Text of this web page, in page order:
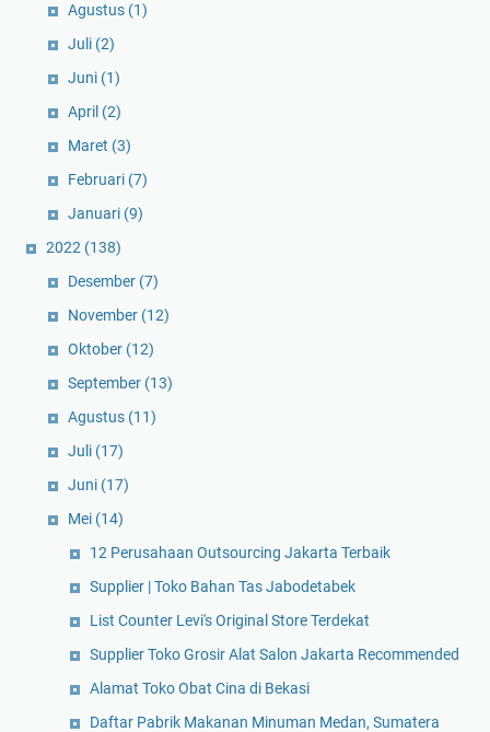
Agustus (1)
Juli (2)
Juni (1)
April (2)
Maret (3)
Februari (7)
Januari (9)
2022 (138)
Desember (7)
November (12)
Oktober (12)
September (13)
Agustus (11)
Juli (17)
Juni (17)
Mei (14)
12 Perusahaan Outsourcing Jakarta Terbaik
Supplier | Toko Bahan Tas Jabodetabek
List Counter Levi's Original Store Terdekat
Supplier Toko Grosir Alat Salon Jakarta Recommended
Alamat Toko Obat Cina di Bekasi
Daftar Pabrik Makanan Minuman Medan, Sumatera